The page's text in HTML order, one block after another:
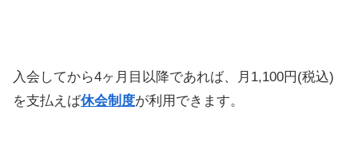
入会してから4ヶ月目以降であれば、月1,100円(税込)
を支払えば休会制度が利用できます。